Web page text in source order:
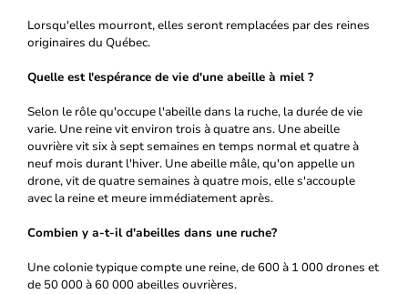
Lorsqu'elles mourront, elles seront remplacées par des reines
originaires du Québec.
Quelle est l'espérance de vie d'une abeille à miel ?
Selon le rôle qu'occupe l'abeille dans la ruche, la durée de vie
varie. Une reine vit environ trois à quatre ans. Une abeille
ouvrière vit six à sept semaines en temps normal et quatre à
neuf mois durant l'hiver. Une abeille mâle, qu'on appelle un
drone, vit de quatre semaines à quatre mois, elle s'accouple
avec la reine et meure immédiatement après.
Combien y a-t-il d'abeilles dans une ruche?
Une colonie typique compte une reine, de 600 à 1 000 drones et
de 50 000 à 60 000 abeilles ouvrières.